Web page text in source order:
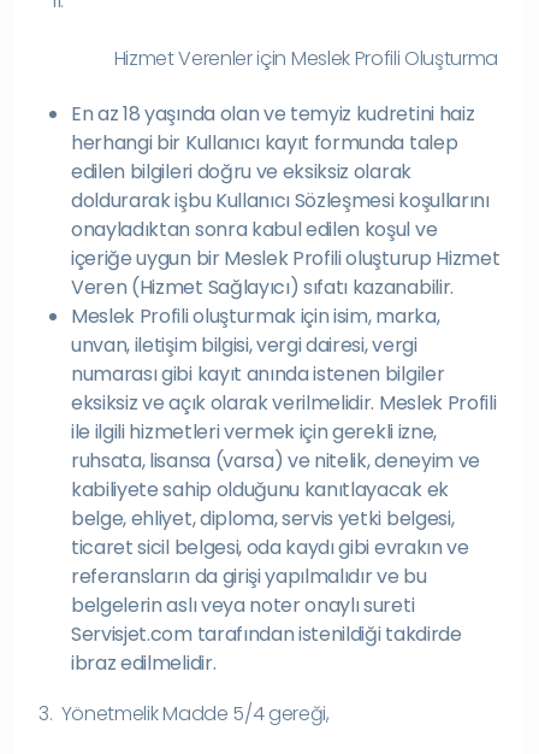
Hizmet Verenler için Meslek Profili Oluşturma
En az 18 yaşında olan ve temyiz kudretini haiz
herhangi bir Kullanıcı kayıt formunda talep
edilen bilgileri doğru ve eksiksiz olarak
doldurarak işbu Kullanıcı Sözleşmesi koşullarını
onayladıktan sonra kabul edilen koşul ve
içeriğe uygun bir Meslek Profili oluşturup Hizmet
Veren (Hizmet Sağlayıcı) sıfatı kazanabilir.
Meslek Profili oluşturmak için isim, marka,
unvan, iletişim bilgisi, vergi dairesi, vergi
numarası gibi kayıt anında istenen bilgiler
eksiksiz ve açık olarak verilmelidir. Meslek Profili
ile ilgili hizmetleri vermek için gerekli izne,
ruhsata, lisansa (varsa) ve nitelik, deneyim ve
kabiliyete sahip olduğunu kanıtlayacak ek
belge, ehliyet, diploma, servis yetki belgesi,
ticaret sicil belgesi, oda kaydı gibi evrakın ve
referansların da girişi yapılmalıdır ve bu
belgelerin aslı veya noter onaylı sureti
Servisjet.com tarafından istenildiği takdirde
ibraz edilmelidir.
3. Yönetmelik Madde 5/4 gereği,